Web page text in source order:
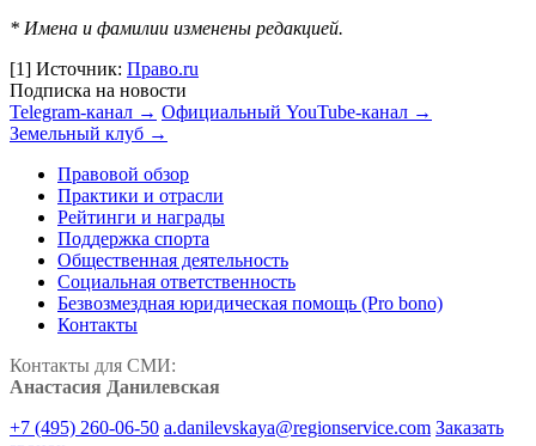
* Имена и фамилии изменены редакцией.
[1] Источник: Право.ru
Подписка на новости
Telegram-канал → Официальный YouTube-канал →
Земельный клуб →
Правовой обзор
Практики и отрасли
Рейтинги и награды
Поддержка спорта
Общественная деятельность
Социальная ответственность
Безвозмездная юридическая помощь (Pro bono)
Контакты
Контакты для СМИ:
Анастасия Данилевская
+7 (495) 260-06-50 a.danilevskaya@regionservice.com Заказать